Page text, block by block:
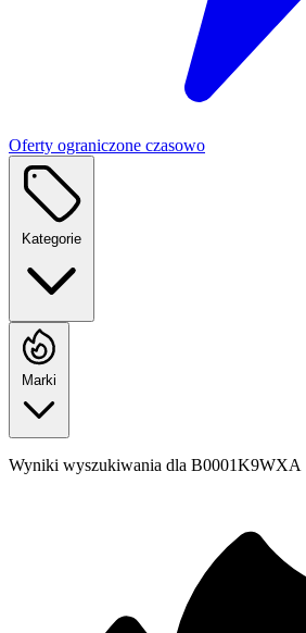
Oferty ograniczone czasowo
Kategorie
Marki
Wyniki wyszukiwania dla B0001K9WXA